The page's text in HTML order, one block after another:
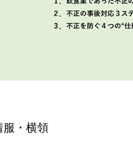
服・横領